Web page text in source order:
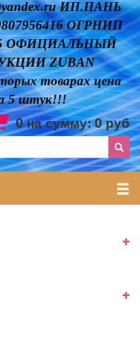
ИП.ПАНЬ
ОГРНИП
ОФИЦИАЛЬНЫЙ
ZUBAN
товарах цена
5 штук!!!
0на сумму:0руб
+
+